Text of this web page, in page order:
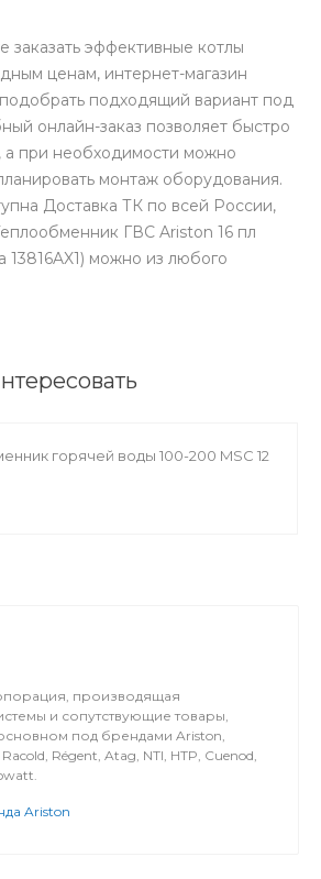
заказать эффективные котлы
ценам, интернет-магазин
подходящий вариант под
онлайн-заказ позволяет быстро
а при необходимости можно
монтаж оборудования.
Доставка ТК по всей России,
ГВС Ariston 16 пл
13816AX1) можно из любого
горячей воды 100-200 MSC 12
производящая
и сопутствующие товары,
под брендами Ariston,
Régent, Atag, NTI, HTP, Cuenod,
Ariston